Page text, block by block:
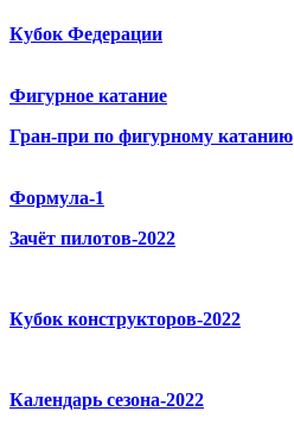
Кубок Федерации
Фигурное катание
Гран-при по фигурному катанию
Формула-1
Зачёт пилотов-2022
Кубок конструкторов-2022
Календарь сезона-2022